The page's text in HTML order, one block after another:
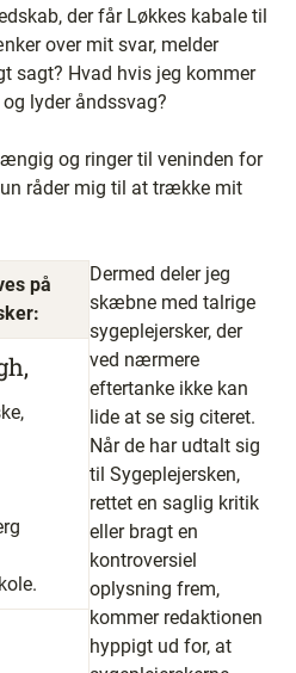
der får Løkkes kabale til
over mit svar, melder
sagt? Hvad hvis jeg kommer
lyder åndssvag?
og ringer til veninden for
råder mig til at trække mit
på
Dermed deler jeg
skæbne med talrige
sygeplejersker, der
ved nærmere
eftertanke ikke kan
lide at se sig citeret.
Når de har udtalt sig
til Sygeplejersken,
rettet en saglig kritik
eller bragt en
kontroversiel
oplysning frem,
kommer redaktionen
hyppigt ud for, at